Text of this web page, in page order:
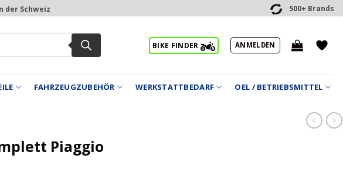
der Schweiz 500+ Brands
BIKE FINDER ANMELDEN
FAHRZEUGZUBEHÖR WERKSTATTBEDARF OEL / BETRIEBSMITTEL
Piaggio